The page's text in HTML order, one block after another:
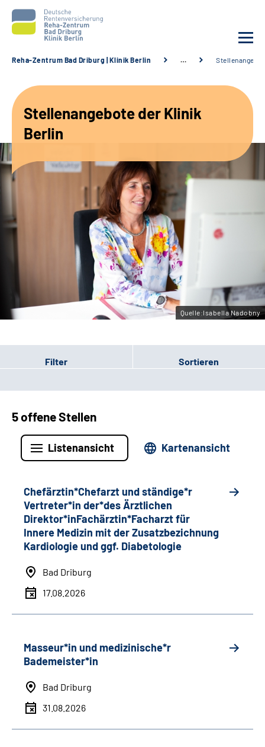
Unsere Angebote
Karriere
Leichte Sprache
Gebärdensprache
Reha-Zentrum Bad Driburg | Klinik Berlin …
Stellenangebote der Klinik
Berlin
Quelle:Isabella Nadobny
Filter Sortieren
5 offene Stellen
Listenansicht Kartenansicht
Chefärztin*Chefarzt und ständige*r
Vertreter*in der*des Ärztlichen
Direktor*inFachärztin*Facharzt für
Innere Medizin mit der Zusatzbezichnung
Kardiologie und ggf. Diabetologie
Bad Driburg
17.08.2026
Masseur*in und medizinische*r
Bademeister*in
Bad Driburg
31.08.2026